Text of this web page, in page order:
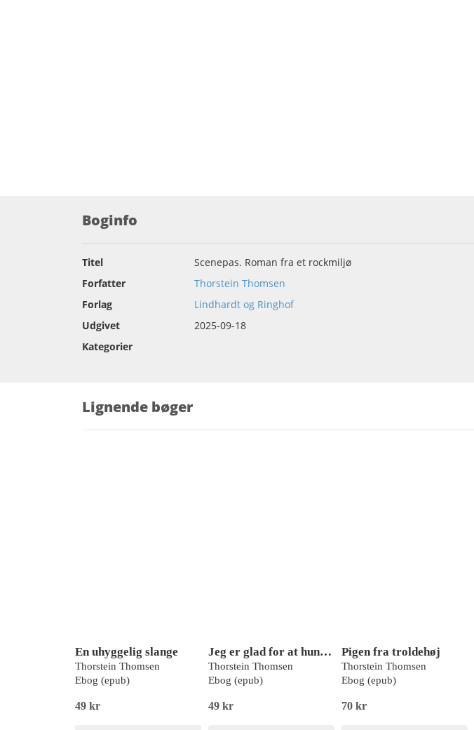
Boginfo
Titel
Scenepas. Roman fra et rockmiljø
Forfatter
Thorstein Thomsen
Forlag
Lindhardt og Ringhof
Udgivet
2025-09-18
Kategorier
Lignende bøger
En uhyggelig slange
Thorstein Thomsen
Ebog (epub)
49 kr
Jeg er glad for at hundene ikke kan flyve – og andre rim
Thorstein Thomsen
Ebog (epub)
49 kr
Pigen fra troldehøj
Thorstein Thomsen
Ebog (epub)
70 kr